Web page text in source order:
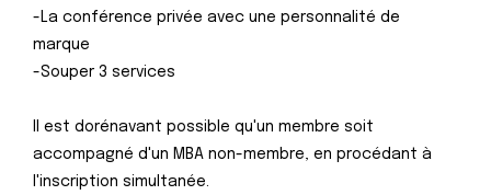
-La conférence privée avec une personnalité de
marque
-Souper 3 services
Il est dorénavant possible qu'un membre soit
accompagné d'un MBA non-membre, en procédant à
l'inscription simultanée.